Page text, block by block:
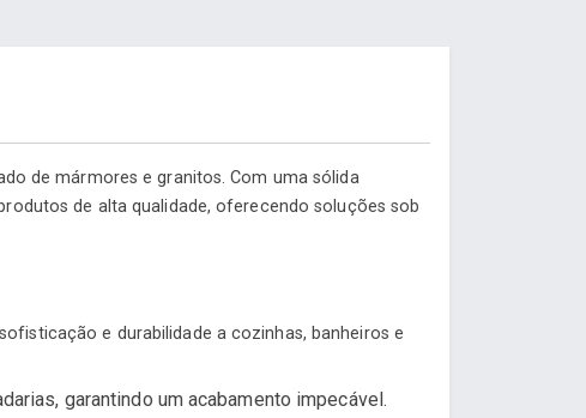
de mármores e granitos. Com uma sólida
de alta qualidade, oferecendo soluções sob
e durabilidade a cozinhas, banheiros e
garantindo um acabamento impecável.